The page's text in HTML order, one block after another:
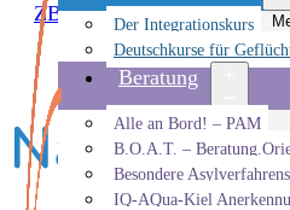
Der Integrationskurs
Deutschkurse für
Beratung
Menü
Alle an Bord! – PAM
B.O.A.T. –
Besondere
IQ-AQua-Kiel
ZBBS»Veranstaltungen»
Näh-